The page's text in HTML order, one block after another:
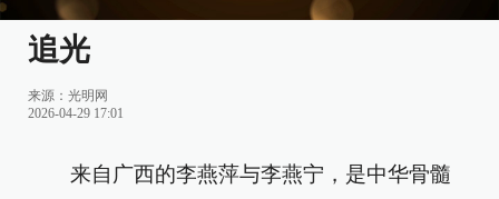
追光
来源： 光明网
2026-04-29 17:01
来自广西的李燕萍与李燕宁，是中华骨髓